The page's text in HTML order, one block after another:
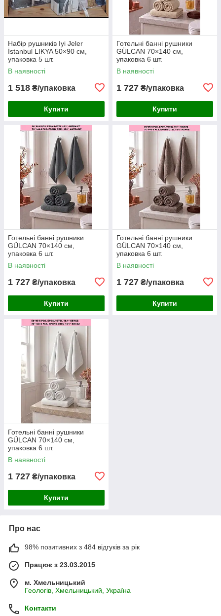
Набір рушників Iyi Jeler
İstanbul LIKYA 50×90 см,
упаковка 5 шт.
В наявності
1 518 ₴/упаковка
Купити
Готельні банні рушники
GÜLCAN 70×140 см,
упаковка 6 шт.
В наявності
1 727 ₴/упаковка
Купити
Готельні банні рушники
GÜLCAN 70×140 см,
упаковка 6 шт.
В наявності
1 727 ₴/упаковка
Купити
Готельні банні рушники
GÜLCAN 70×140 см,
упаковка 6 шт.
В наявності
1 727 ₴/упаковка
Купити
Готельні банні рушники
GÜLCAN 70×140 см,
упаковка 6 шт.
В наявності
1 727 ₴/упаковка
Купити
Про нас
98% позитивних з 484 відгуків за рік
Працює з 23.03.2015
м. Хмельницький
Геологів, Хмельницький, Україна
Контакти